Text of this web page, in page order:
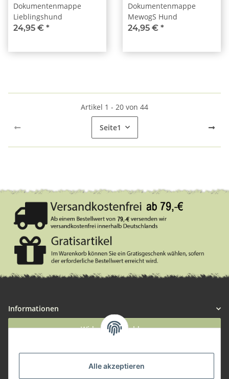
Alle akzeptieren
Dokumentenmappe
Lieblingshund
24,95 € *
Dokumentenmappe
MewogS Hund
24,95 € *
Artikel 1 - 20 von 44
Seite1
Informationen
Widerruf anmelden